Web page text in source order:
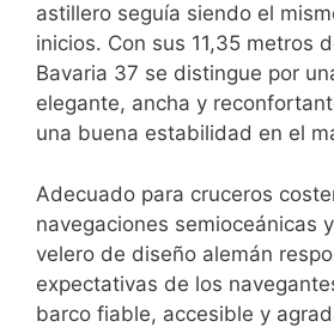
astillero seguía siendo el
inicios. Con sus 11,35 metros
Bavaria 37 se distingue por
elegante, ancha y
una buena estabilidad en el
Adecuado para cruceros
navegaciones semioceánicas
velero de diseño alemán
expectativas de los
barco fiable, accesible y